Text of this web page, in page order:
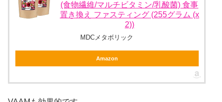
(食物繊維/マルチビタミン/乳酸菌) 食事
置き換え ファスティング (255グラム (x
2))
MDCメタボリック
Amazon